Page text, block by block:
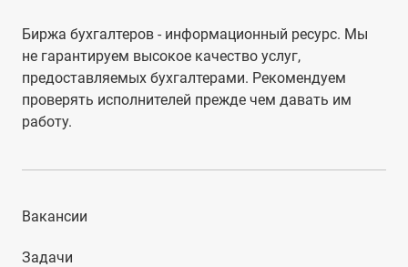
Биржа бухгалтеров - информационный ресурс. Мы
не гарантируем высокое качество услуг,
предоставляемых бухгалтерами. Рекомендуем
проверять исполнителей прежде чем давать им
работу.
Вакансии
Задачи